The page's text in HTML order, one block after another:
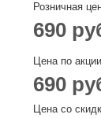
Розничная
690
Цена по акции
690
Цена со